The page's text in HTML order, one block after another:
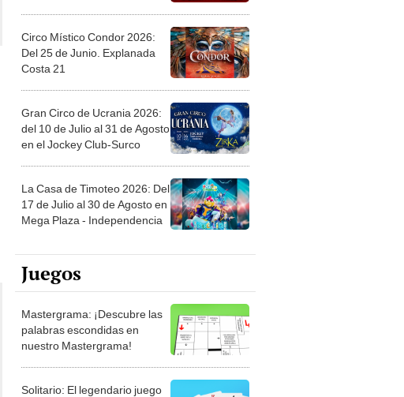
Circo Místico Condor 2026:
Del 25 de Junio. Explanada
Costa 21
Gran Circo de Ucrania 2026:
del 10 de Julio al 31 de Agosto
en el Jockey Club-Surco
La Casa de Timoteo 2026: Del
17 de Julio al 30 de Agosto en
Mega Plaza - Independencia
Juegos
Mastergrama: ¡Descubre las
palabras escondidas en
nuestro Mastergrama!
Solitario: El legendario juego